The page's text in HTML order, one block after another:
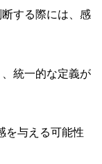
する際には、感
統一的な定義が
を与える可能性